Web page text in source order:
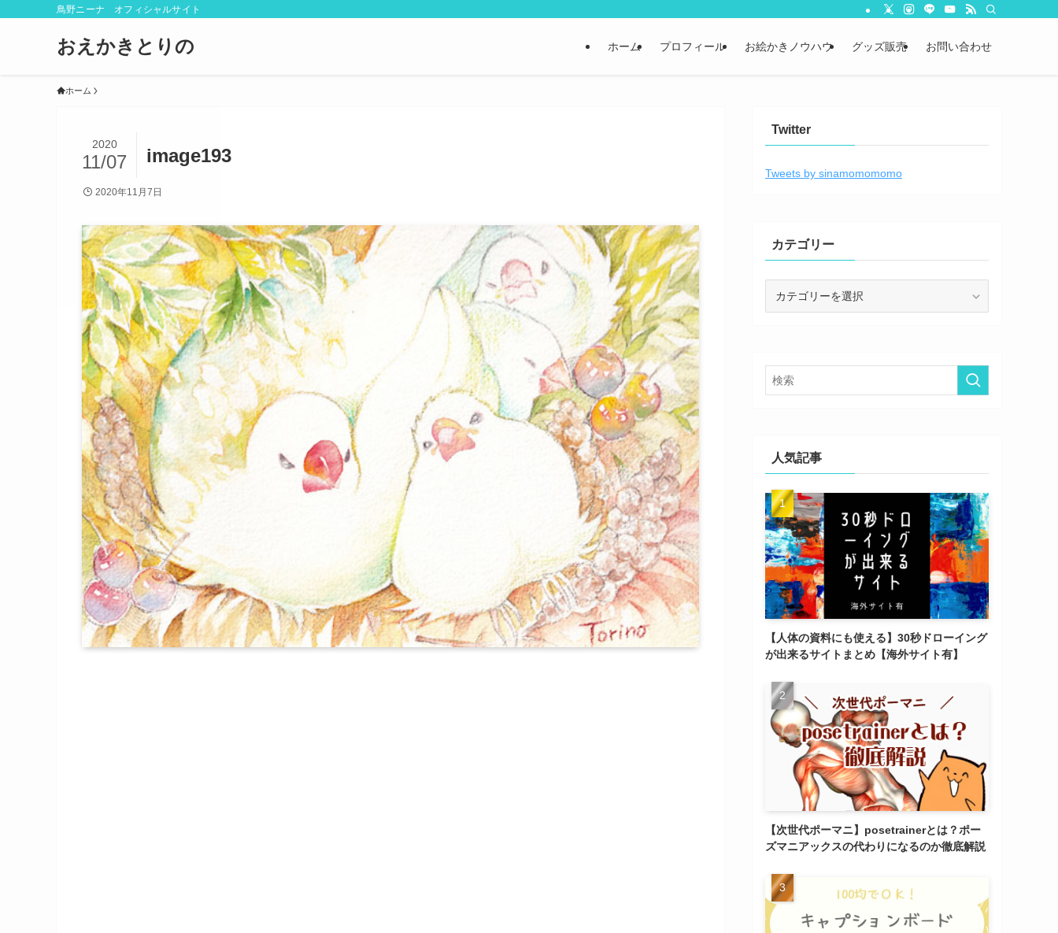
鳥野ニーナ オフィシャルサイト
おえかきとりの ホーム プロフィール お絵かきノウハウ グッズ販売 お問い合わせ
ホーム
image193
2020
11/07
2020年11月7日
Twitter
Tweets by sinamomomomo
カテゴリー
人気記事
【人体の資料にも使える】30秒ドローイング
が出来るサイトまとめ【海外サイト有】
【次世代ポーマニ】posetrainerとは？ポー
ズマニアックスの代わりになるのか徹底解説